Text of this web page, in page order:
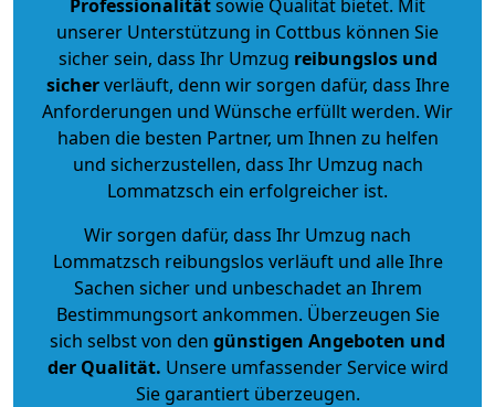
Professionalitätsowie Qualität bietet. Mit
unserer Unterstützung in Cottbus können Sie
sicher sein, dass Ihr Umzug reibungslos und
sicherverläuft, denn wir sorgen dafür, dass Ihre
Anforderungen und Wünsche erfüllt werden. Wir
haben die besten Partner, um Ihnen zu helfen
und sicherzustellen, dass Ihr Umzug nach
Lommatzsch ein erfolgreicher ist.
Wir sorgen dafür, dass Ihr Umzug nach
Lommatzsch reibungslos verläuft und alle Ihre
Sachen sicher und unbeschadet an Ihrem
Bestimmungsort ankommen. Überzeugen Sie
sich selbst von den günstigen Angeboten und
der Qualität. Unsere umfassender Service wird
Sie garantiert überzeugen.